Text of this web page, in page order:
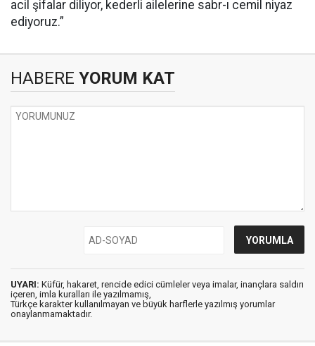
acil şifalar diliyor, kederli ailelerine sabr-ı cemil niyaz
ediyoruz.”
HABERE YORUM KAT
UYARI: Küfür, hakaret, rencide edici cümleler veya imalar, inançlara saldırı
içeren, imla kuralları ile yazılmamış,
Türkçe karakter kullanılmayan ve büyük harflerle yazılmış yorumlar
onaylanmamaktadır.